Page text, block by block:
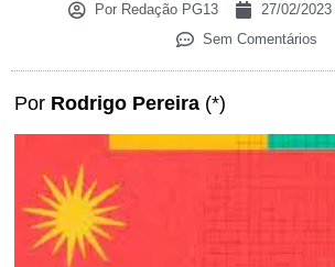
PorRedação PG13 27/02/2023
Sem Comentários
Por Rodrigo Pereira (*)